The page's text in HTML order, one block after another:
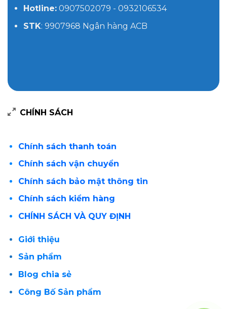
Hotline:0907502079 - 0932106534
STK: 9907968 Ngân hàng ACB
CHÍNH SÁCH
Chính sách thanh toán
Chính sách vận chuyển
Chính sách bảo mật thông tin
Chính sách kiểm hàng
CHÍNH SÁCH VÀ QUY ĐỊNH
Giới thiệu
Sản phẩm
Blog chia sẻ
Công Bố Sản phẩm